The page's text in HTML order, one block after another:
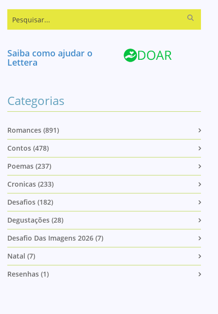
Saiba como ajudar o
Lettera
Categorias
Romances (891)
Contos (478)
Poemas (237)
Cronicas (233)
Desafios (182)
Degustações (28)
Desafio Das Imagens 2026 (7)
Natal (7)
Resenhas (1)